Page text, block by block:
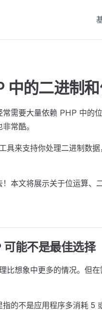
中的二进制
常需要大量依赖 PHP 中的
常酷。
具来支持你处理二进制数
！本文将展示关于位运算、
可能不是最佳选择
比想象中更多的情况。但
指的不是应用程序多消耗 5